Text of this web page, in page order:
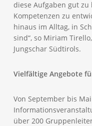
diese Aufgaben gut
Kompetenzen zu
hinaus im Alltag, in
sind“, so Miriam
Jungschar Südtirols.
Vielfältige Angebote
Von September bis
über 200